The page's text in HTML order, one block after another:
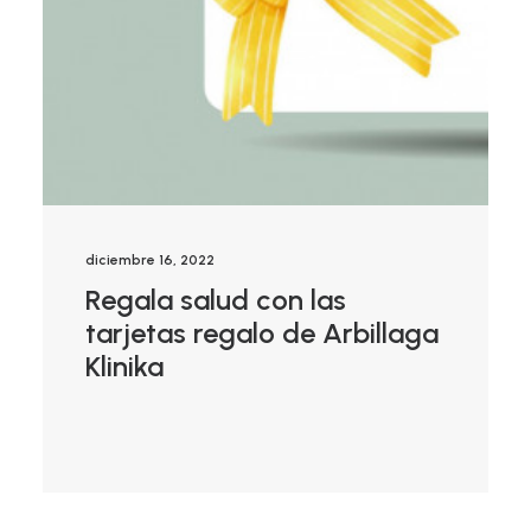
diciembre 16, 2022
Regala salud con las
tarjetas regalo de Arbillaga
Klinika